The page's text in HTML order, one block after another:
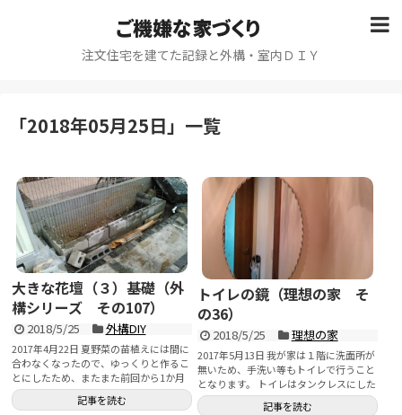
ご機嫌な家づくり
注文住宅を建てた記録と外構・室内ＤＩＹ
「2018年05月25日」 一覧
大きな花壇（３）基礎（外
構シリーズ その107）
2018/5/25 外構DIY
2017年4月22日 夏野菜の苗植えには間に
合わなくなったので、ゆっくりと作るこ
とにしたため、またまた前回から1か月
開いてしま...
記事を読む
トイレの鏡（理想の家 そ
の36）
2018/5/25 理想の家
2017年5月13日 我が家は１階に洗面所が
無いため、手洗い等もトイレで行うこと
となります。 トイレはタンクレスにした
た...
記事を読む